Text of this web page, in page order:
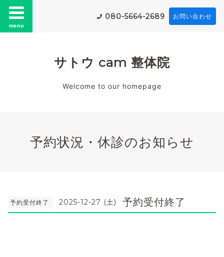
menu
080-5664-2689 お問い合わせ
サトウ cam 整体院
Welcome to our homepage
予約状況・休診のお知らせ
予約受付終了 2025-12-27 (土) 予約受付終了